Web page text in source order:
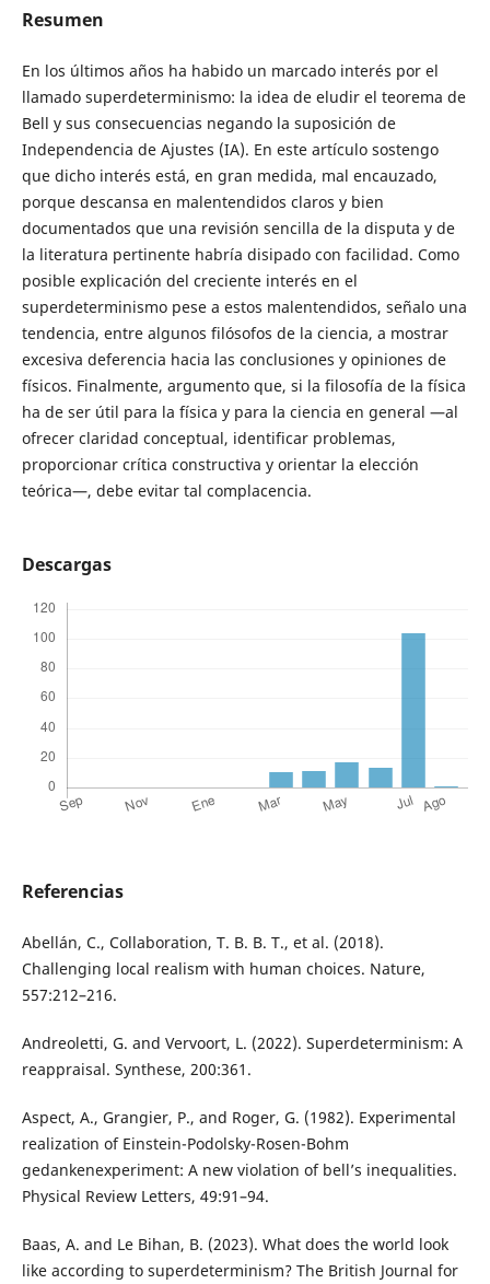
Resumen
En los últimos años ha habido un marcado interés por el
llamado superdeterminismo: la idea de eludir el teorema de
Bell y sus consecuencias negando la suposición de
Independencia de Ajustes (IA). En este artículo sostengo
que dicho interés está, en gran medida, mal encauzado,
porque descansa en malentendidos claros y bien
documentados que una revisión sencilla de la disputa y de
la literatura pertinente habría disipado con facilidad. Como
posible explicación del creciente interés en el
superdeterminismo pese a estos malentendidos, señalo una
tendencia, entre algunos filósofos de la ciencia, a mostrar
excesiva deferencia hacia las conclusiones y opiniones de
físicos. Finalmente, argumento que, si la filosofía de la física
ha de ser útil para la física y para la ciencia en general —al
ofrecer claridad conceptual, identificar problemas,
proporcionar crítica constructiva y orientar la elección
teórica—, debe evitar tal complacencia.
Descargas
Referencias
Abellán, C., Collaboration, T. B. B. T., et al. (2018).
Challenging local realism with human choices. Nature,
557:212–216.
Andreoletti, G. and Vervoort, L. (2022). Superdeterminism: A
reappraisal. Synthese, 200:361.
Aspect, A., Grangier, P., and Roger, G. (1982). Experimental
realization of Einstein-Podolsky-Rosen-Bohm
gedankenexperiment: A new violation of bell’s inequalities.
Physical Review Letters, 49:91–94.
Baas, A. and Le Bihan, B. (2023). What does the world look
like according to superdeterminism? The British Journal for